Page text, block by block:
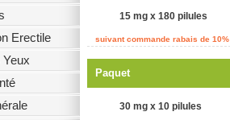
Erectile
15 mg x 180 pilules
suivant commande rabais de 10%
Paquet
30 mg x 10 pilules